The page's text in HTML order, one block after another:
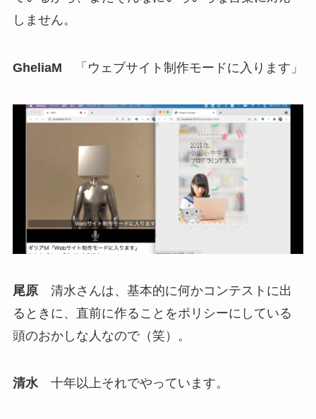
しません。
GheliaM 「ウェブサイト制作モードに入ります」
尾原清水さんは、基本的に何かコンテストに出
るときに、直前に作ることをポリシーにしている
頭のおかしな人なので（笑）。
清水十年以上それでやっています。